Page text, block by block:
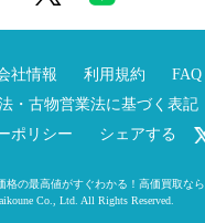
社情報 利用規約
FAQ
・古物営業法に基づく表記
ポリシー
シェアする
格の最高値がすぐわかる！高価買取なら
Co., Ltd. All Rights Reserved.